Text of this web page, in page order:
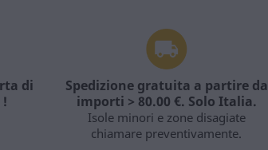
di
Spedizione gratuita a partire da
importi > 80.00 €. Solo Italia.
Isole minori e zone disagiate
chiamare preventivamente.